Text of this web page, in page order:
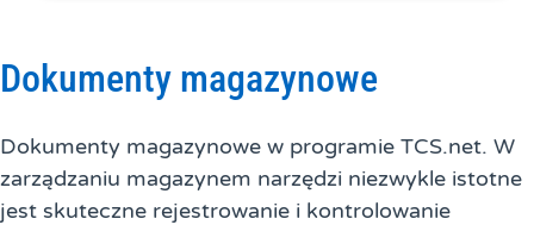
Dokumenty magazynowe
Dokumenty magazynowe w programie TCS.net. W
zarządzaniu magazynem narzędzi niezwykle istotne
jest skuteczne rejestrowanie i kontrolowanie